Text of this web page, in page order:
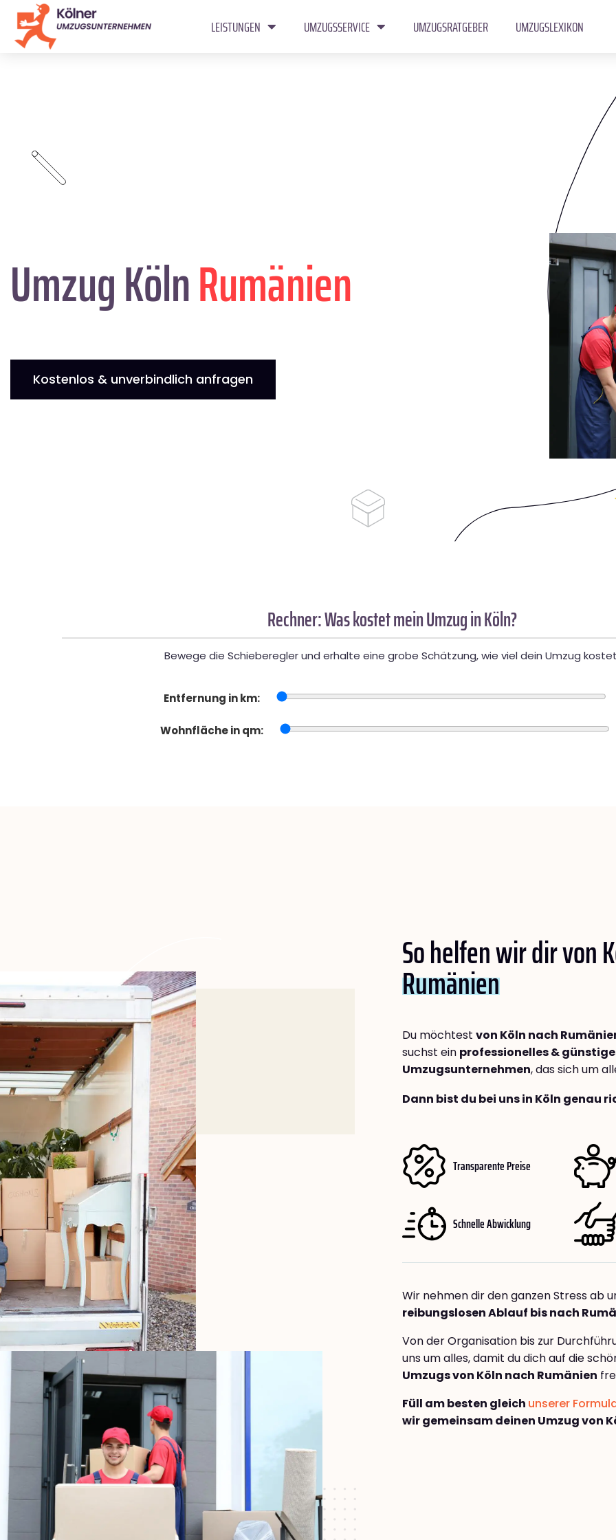
LEISTUNGEN UMZUGSSERVICE UMZUGSRATGEBER UMZUGSLEXIKON
Umzug KölnRumänien
Kostenlos & unverbindlich anfragen
Rechner: Was kostet mein Umzug in Köln?
Bewege die Schieberegler und erhalte eine grobe Schätzung, wie viel dein Umzug
Entfernung in km:
Wohnfläche in qm:
So helfen wir dir von
Rumänien
Du möchtest von Köln nach
suchst ein professionelles &
Umzugsunternehmen, das sich um
Dann bist du bei uns in Köln genau
Transparente Preise
Schnelle Abwicklung
Wir nehmen dir den ganzen Stress ab
reibungslosen Ablauf bis nach
Von der Organisation bis zur
uns um alles, damit du dich auf die
Umzugs von Köln nach Rumänien
Füll am besten gleich unserer
wir gemeinsam deinen Umzug von